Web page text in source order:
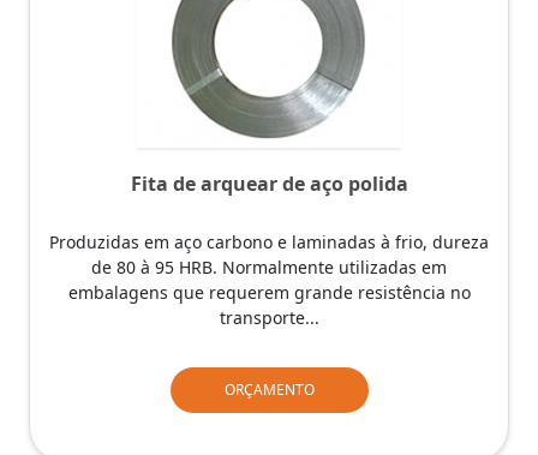
Fita de arquear de aço polida
Produzidas em aço carbono e laminadas à frio, dureza
de 80 à 95 HRB. Normalmente utilizadas em
embalagens que requerem grande resistência no
transporte...
ORÇAMENTO